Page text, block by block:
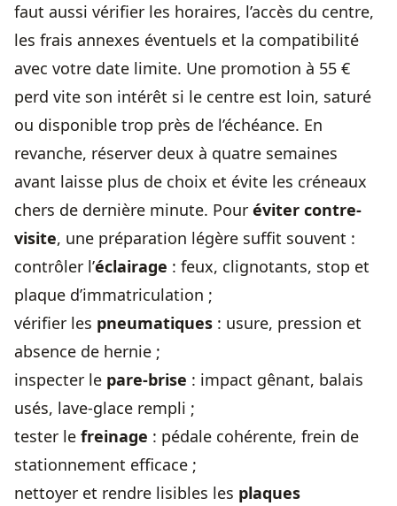
faut aussi vérifier les horaires, l’accès du centre,
les frais annexes éventuels et la compatibilité
avec votre date limite. Une promotion à 55 €
perd vite son intérêt si le centre est loin, saturé
ou disponible trop près de l’échéance. En
revanche, réserver deux à quatre semaines
avant laisse plus de choix et évite les créneaux
chers de dernière minute. Pour éviter contre-
visite, une préparation légère suffit souvent :
contrôler l’éclairage : feux, clignotants, stop et
plaque d’immatriculation ;
vérifier les pneumatiques : usure, pression et
absence de hernie ;
inspecter le pare-brise : impact gênant, balais
usés, lave-glace rempli ;
tester le freinage : pédale cohérente, frein de
stationnement efficace ;
nettoyer et rendre lisibles les plaques